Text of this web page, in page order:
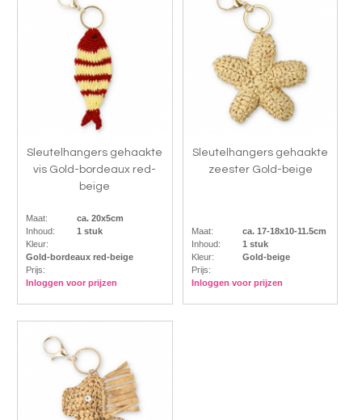
Sleutelhangers gehaakte
vis Gold-bordeaux red-
beige
Maat:
ca. 20x5cm
Inhoud:
1 stuk
Kleur:
Gold-bordeaux red-beige
Prijs:
Inloggen voor prijzen
Sleutelhangers gehaakte
zeester Gold-beige
Maat:
ca. 17-18x10-11.5cm
Inhoud:
1 stuk
Kleur:
Gold-beige
Prijs:
Inloggen voor prijzen